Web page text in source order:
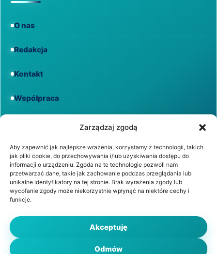
Zarządzaj zgodą
Aby zapewnić jak najlepsze wrażenia, korzystamy z technologii, takich
jak pliki cookie, do przechowywania i/lub uzyskiwania dostępu do
informacji o urządzeniu. Zgoda na te technologie pozwoli nam
przetwarzać dane, takie jak zachowanie podczas przeglądania lub
unikalne identyfikatory na tej stronie. Brak wyrażenia zgody lub
wycofanie zgody może niekorzystnie wpłynąć na niektóre cechy i
funkcje.
Akceptuję
Odmów
O nas
Redakcja
Kontakt
Współpraca
Regulamin
Polityka prywatności